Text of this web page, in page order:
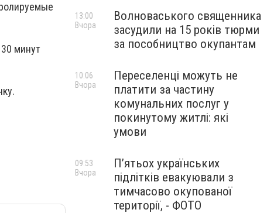
минут
Волноваського священника
засудили на 15 років тюрми
за пособництво окупантам
13:00
Вчора
Переселенці можуть не
платити за частину
комунальних послуг у
покинутому житлі: які
умови
10:06
Вчора
П’ятьох українських
підлітків евакуювали з
тимчасово окупованої
території, - ФОТО
09:53
Вчора